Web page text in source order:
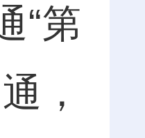
“第
，